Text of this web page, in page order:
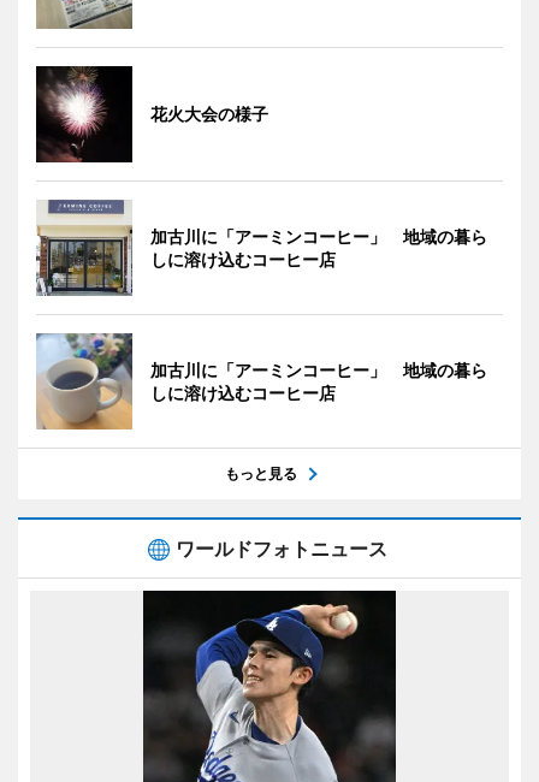
花火大会の様子
加古川に「アーミンコーヒー」 地域の暮ら
しに溶け込むコーヒー店
加古川に「アーミンコーヒー」 地域の暮ら
しに溶け込むコーヒー店
もっと見る
ワールドフォトニュース